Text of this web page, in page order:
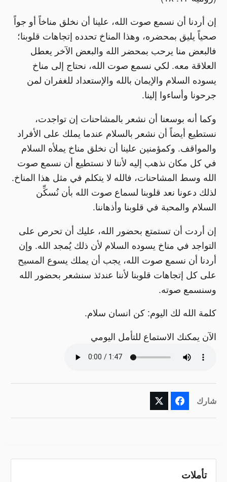
إن أردنا أن نسمع صوت الله، علينا أن نخلق مناخاً أو جواً
صحياً يليق بمحضره، وهذا المناخ تحدده إتجاهات قلوبنا؛
فالبعض منا يرحب بمحضر الله والبعض الآخر يعطل
العلاقة معه. لكي نسمع صوت الله، نحتاج إلى مناخ
يسوده السلام والإيمان بالله والإستعداد للغفران لمن
جرحونا وأساءوا إلينا.
وكما أنه بوسعنا أن نشعر بالمشاحنات إن تواجدت،
نستطيع أيضاً أن نشعر بالسلام عندما يملك على الأفراد
والمواقف. وكمؤمنين علينا أن نخلق مناخ يملأه السلام
في كل مكان نذهب إليه لأننا لا نستطيع أن نسمع صوت
الله وسط المشاحنات، فالله لا يتكلم في مثل هذا المناخ.
لذلك دعونا نعد قلوبنا لسماع صوت الله بأن نُسكِّن
السلام والمحبة في قلوبنا وأذهاننا.
إن أردت أن تستمتع بحضور الله، عليك أن تحرص على
التواجد في مناخ يسوده السلام لأن ذلك يُمجد الله. وإن
أردنا أن نسمع صوت الله، يجب أن يملك يسوع المسيح
على كل إتجاهات قلوبنا لأننا عندئذ سنشعر بحضور الله
وسنسمع صوته.
كلمة الله لك اليوم: كن انسان سلام.
الآن يمكنك الاستماع للتأمل اليومي
شارك
تأملات